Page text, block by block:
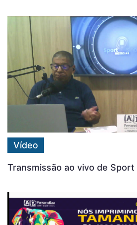
Vídeo
Transmissão ao vivo de Sport